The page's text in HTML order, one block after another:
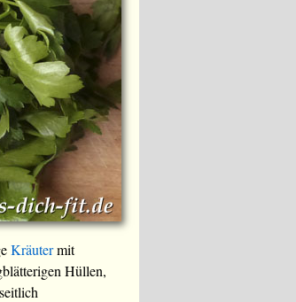
Kräutermit
Hüllen,